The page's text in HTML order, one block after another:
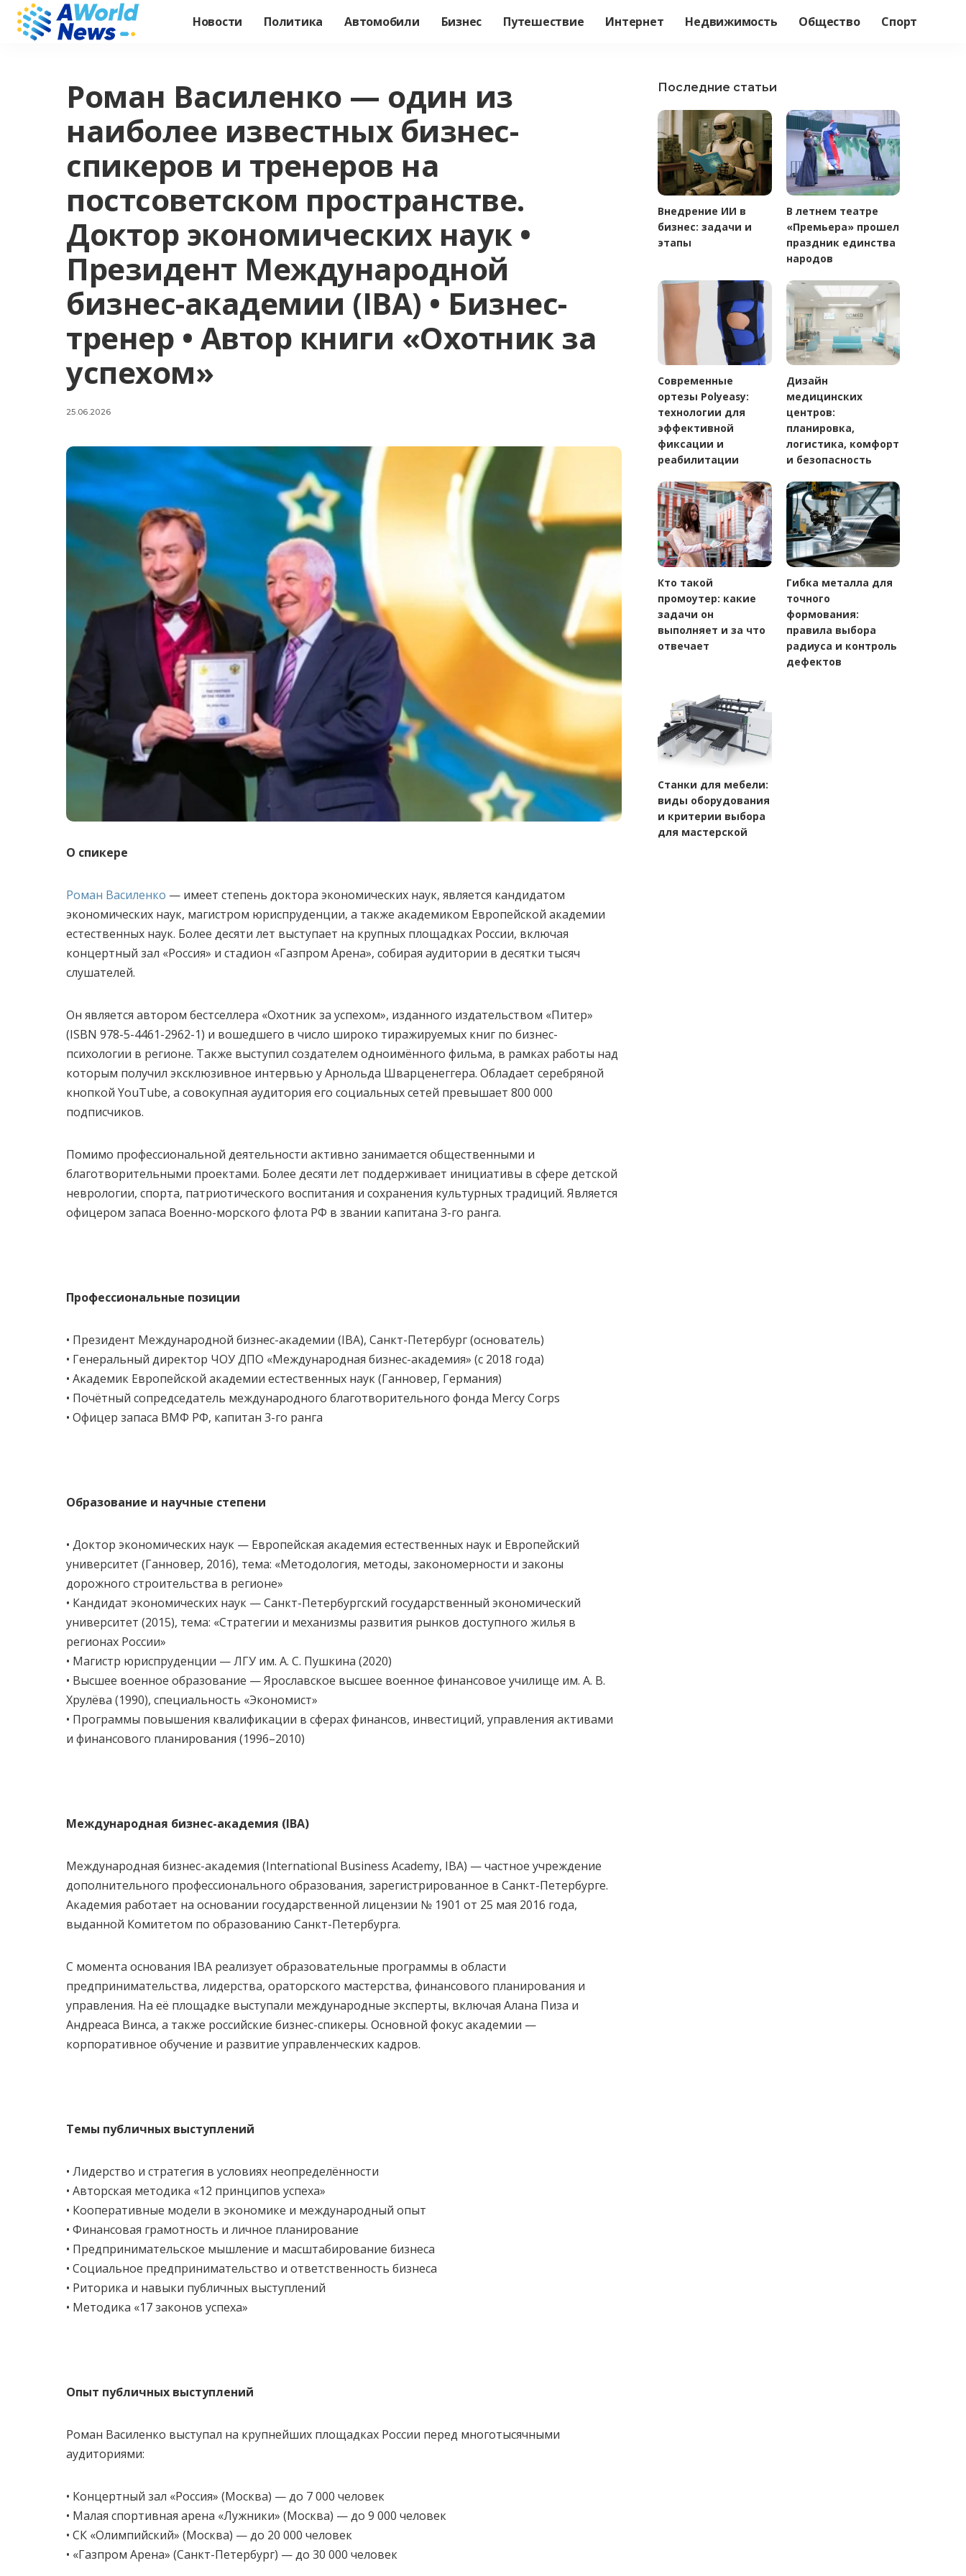
Новости Политика Автомобили Бизнес Путешествие Интернет Недвижимость Общество Спорт
Роман Василенко — один из
наиболее известных бизнес-
спикеров и тренеров на
постсоветском пространстве.
Доктор экономических наук •
Президент Международной
бизнес-академии (IBA) • Бизнес-
тренер • Автор книги «Охотник за
успехом»
25.06.2026
О спикере
Роман Василенко — имеет степень доктора экономических наук, является кандидатом
экономических наук, магистром юриспруденции, а также академиком Европейской академии
естественных наук. Более десяти лет выступает на крупных площадках России, включая
концертный зал «Россия» и стадион «Газпром Арена», собирая аудитории в десятки тысяч
слушателей.
Он является автором бестселлера «Охотник за успехом», изданного издательством «Питер»
(ISBN 978-5-4461-2962-1) и вошедшего в число широко тиражируемых книг по бизнес-
психологии в регионе. Также выступил создателем одноимённого фильма, в рамках работы над
которым получил эксклюзивное интервью у Арнольда Шварценеггера. Обладает серебряной
кнопкой YouTube, а совокупная аудитория его социальных сетей превышает 800 000
подписчиков.
Помимо профессиональной деятельности активно занимается общественными и
благотворительными проектами. Более десяти лет поддерживает инициативы в сфере детской
неврологии, спорта, патриотического воспитания и сохранения культурных традиций. Является
офицером запаса Военно-морского флота РФ в звании капитана 3-го ранга.
Профессиональные позиции
• Президент Международной бизнес-академии (IBA), Санкт-Петербург (основатель)
• Генеральный директор ЧОУ ДПО «Международная бизнес-академия» (с 2018 года)
• Академик Европейской академии естественных наук (Ганновер, Германия)
• Почётный сопредседатель международного благотворительного фонда Mercy Corps
• Офицер запаса ВМФ РФ, капитан 3-го ранга
Образование и научные степени
• Доктор экономических наук — Европейская академия естественных наук и Европейский
университет (Ганновер, 2016), тема: «Методология, методы, закономерности и законы
дорожного строительства в регионе»
• Кандидат экономических наук — Санкт-Петербургский государственный экономический
университет (2015), тема: «Стратегии и механизмы развития рынков доступного жилья в
регионах России»
• Магистр юриспруденции — ЛГУ им. А. С. Пушкина (2020)
• Высшее военное образование — Ярославское высшее военное финансовое училище им. А. В.
Хрулёва (1990), специальность «Экономист»
• Программы повышения квалификации в сферах финансов, инвестиций, управления активами
и финансового планирования (1996–2010)
Международная бизнес-академия (IBA)
Международная бизнес-академия (International Business Academy, IBA) — частное учреждение
дополнительного профессионального образования, зарегистрированное в Санкт-Петербурге.
Академия работает на основании государственной лицензии № 1901 от 25 мая 2016 года,
выданной Комитетом по образованию Санкт-Петербурга.
С момента основания IBA реализует образовательные программы в области
предпринимательства, лидерства, ораторского мастерства, финансового планирования и
управления. На её площадке выступали международные эксперты, включая Алана Пиза и
Андреаса Винса, а также российские бизнес-спикеры. Основной фокус академии —
корпоративное обучение и развитие управленческих кадров.
Темы публичных выступлений
• Лидерство и стратегия в условиях неопределённости
• Авторская методика «12 принципов успеха»
• Кооперативные модели в экономике и международный опыт
• Финансовая грамотность и личное планирование
• Предпринимательское мышление и масштабирование бизнеса
• Социальное предпринимательство и ответственность бизнеса
• Риторика и навыки публичных выступлений
• Методика «17 законов успеха»
Опыт публичных выступлений
Роман Василенко выступал на крупнейших площадках России перед многотысячными
аудиториями:
• Концертный зал «Россия» (Москва) — до 7 000 человек
• Малая спортивная арена «Лужники» (Москва) — до 9 000 человек
• СК «Олимпийский» (Москва) — до 20 000 человек
• «Газпром Арена» (Санкт-Петербург) — до 30 000 человек
Последние статьи
Внедрение ИИ в
бизнес: задачи и
этапы
В летнем театре
«Премьера» прошел
праздник единства
народов
Современные
ортезы Polyeasy:
технологии для
эффективной
фиксации и
реабилитации
Дизайн
медицинских
центров:
планировка,
логистика, комфорт
и безопасность
Кто такой
промоутер: какие
задачи он
выполняет и за что
отвечает
Гибка металла для
точного
формования:
правила выбора
радиуса и контроль
дефектов
Станки для мебели:
виды оборудования
и критерии выбора
для мастерской